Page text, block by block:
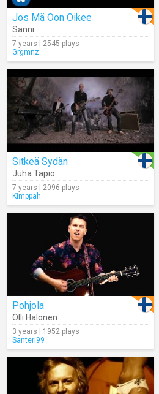
Jos Mä Oon Oikee
Sanni
7 years | 2545 plays
Grgmnz
Sitkeä Sydän
Juha Tapio
7 years | 2096 plays
Kimppah
Pohjola
Olli Halonen
3 years | 1952 plays
Santeri99